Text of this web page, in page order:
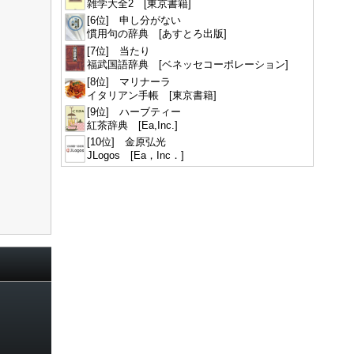
雑学大全2 [東京書籍]
[6位] 申し分がない
慣用句の辞典 [あすとろ出版]
[7位] 当たり
福武国語辞典 [ベネッセコーポレーション]
[8位] マリナーラ
イタリアン手帳 [東京書籍]
[9位] ハーブティー
紅茶辞典 [Ea,Inc.]
[10位] 金原弘光
JLogos [Ea，Inc．]